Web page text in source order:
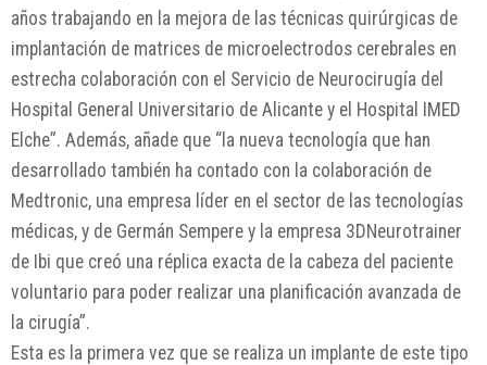
años trabajando en la mejora de las técnicas quirúrgicas de
implantación de matrices de microelectrodos cerebrales en
estrecha colaboración con el Servicio de Neurocirugía del
Hospital General Universitario de Alicante y el Hospital IMED
Elche”. Además, añade que “la nueva tecnología que han
desarrollado también ha contado con la colaboración de
Medtronic, una empresa líder en el sector de las tecnologías
médicas, y de Germán Sempere y la empresa 3DNeurotrainer
de Ibi que creó una réplica exacta de la cabeza del paciente
voluntario para poder realizar una planificación avanzada de
la cirugía”.
Esta es la primera vez que se realiza un implante de este tipo